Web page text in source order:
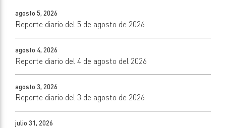
agosto 5, 2026
Reporte diario del 5 de agosto de 2026
agosto 4, 2026
Reporte diario del 4 de agosto del 2026
agosto 3, 2026
Reporte diario del 3 de agosto de 2026
julio 31, 2026